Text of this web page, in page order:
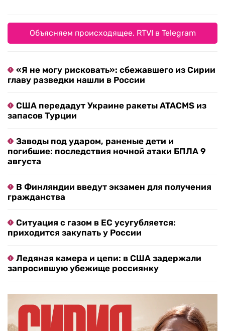
Объясняем происходящее. RTVI в Telegram
«Я не могу рисковать»: сбежавшего из Сирии
главу разведки нашли в России
США передадут Украине ракеты ATACMS из
запасов Турции
Заводы под ударом, раненые дети и
погибшие: последствия ночной атаки БПЛА 9
августа
В Финляндии введут экзамен для получения
гражданства
Ситуация с газом в ЕС усугубляется:
приходится закупать у России
Ледяная камера и цепи: в США задержали
запросившую убежище россиянку